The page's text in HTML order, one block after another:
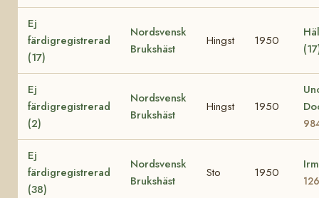
Ej
färdigregistrerad
(17)
Nordsvensk
Brukshäst
Hingst 1950
Ej
färdigregistrerad
(2)
Nordsvensk
Brukshäst
Hingst 1950
Ej
färdigregistrerad
(38)
Nordsvensk
Brukshäst
Sto 1950